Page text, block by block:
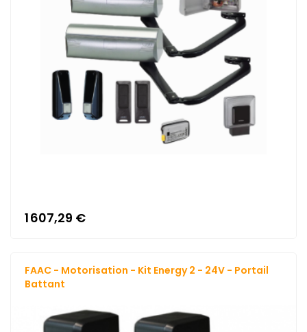
1 607,29 €
FAAC - Motorisation - Kit Energy 2 - 24V - Portail
Battant